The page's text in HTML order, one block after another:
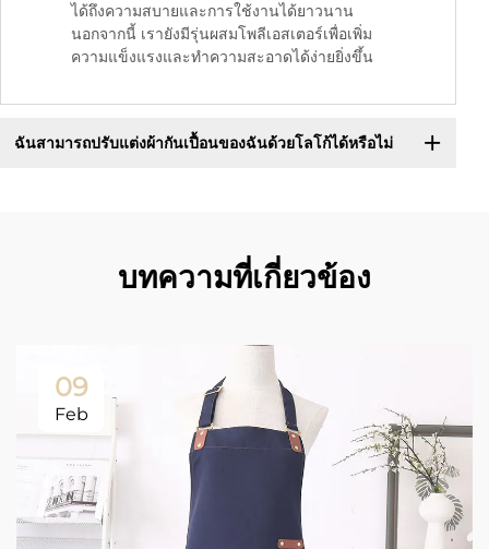
ได้ถึงความสบายและการใช้งานได้ยาวนาน
นอกจากนี้ เรายังมีรุ่นผสมโพลีเอสเตอร์เพื่อเพิ่ม
ความแข็งแรงและทำความสะอาดได้ง่ายยิ่งขึ้น
ฉันสามารถปรับแต่งผ้ากันเปื้อนของฉันด้วยโลโก้ได้หรือไม่
บทความที่เกี่ยวข้อง
09
Feb